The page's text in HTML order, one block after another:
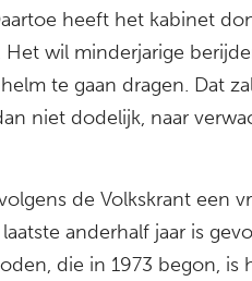
heeft het kabinet
Het wil minderjarige
te gaan dragen. Dat
niet dodelijk, naar
de Volkskrant een
anderhalf jaar is
die in 1973 begon,